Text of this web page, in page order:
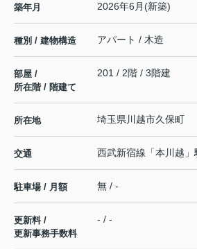
築年月 2026年6月(新築)
種別 / 建物構造 アパート / 木造
部屋 /
所在階 / 階建て
201 / 2階 / 3階建
所在地 埼玉県川越市久保町
交通 西武新宿線 「本川越
駐車場 / 月額 無 / -
更新料 /
更新事務手数料
- / -